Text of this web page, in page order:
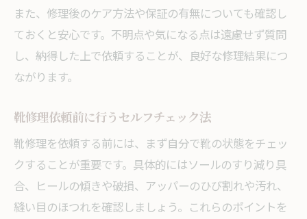
また、修理後のケア方法や保証の有無についても確認し
ておくと安心です。不明点や気になる点は遠慮せず質問
し、納得した上で依頼することが、良好な修理結果につ
ながります。
靴修理依頼前に行うセルフチェック法
靴修理を依頼する前には、まず自分で靴の状態をチェッ
クすることが重要です。具体的にはソールのすり減り具
合、ヒールの傾きや破損、アッパーのひび割れや汚れ、
縫い目のほつれを確認しましょう。これらのポイントを